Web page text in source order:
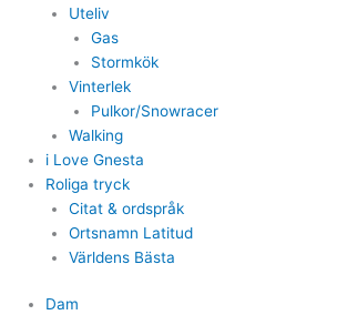
Uteliv
Gas
Stormkök
Vinterlek
Pulkor/Snowracer
Walking
i Love Gnesta
Roliga tryck
Citat & ordspråk
Ortsnamn Latitud
Världens Bästa
Dam